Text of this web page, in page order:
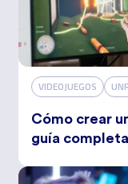
VIDEOJUEGOS
Cómo crear
guía